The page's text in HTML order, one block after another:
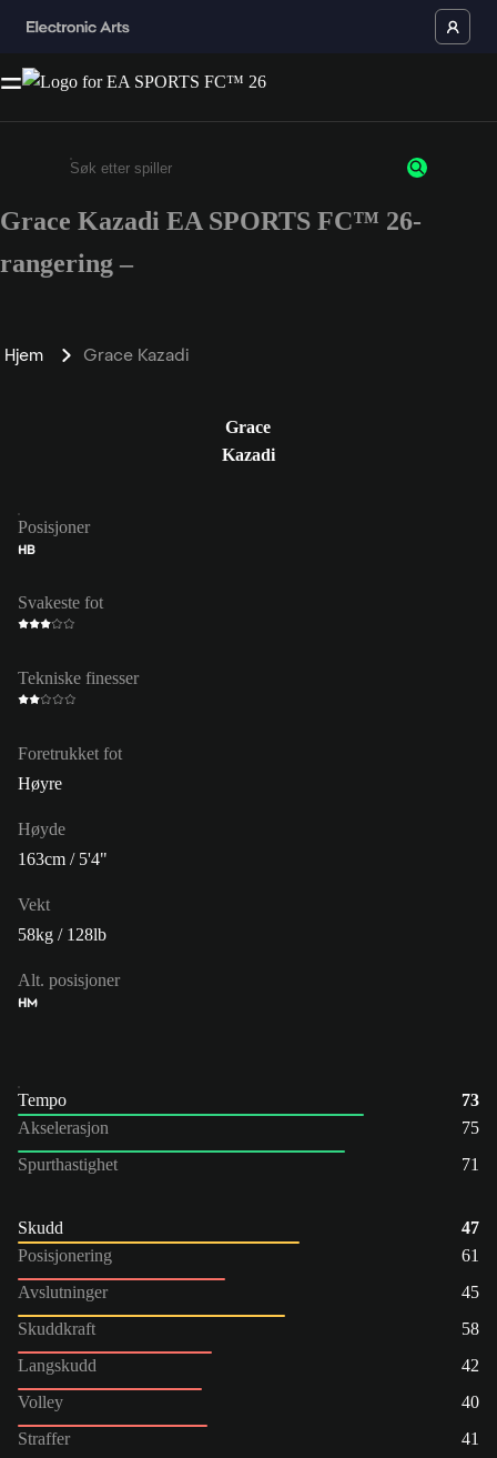
Enter a minimum of 3 characters or numbers
Grace Kazadi EA SPORTS FC™ 26-
rangering –
Hjem Grace Kazadi
Grace
Kazadi
Posisjoner
HB
Svakeste fot
Tekniske finesser
Foretrukket fot
Høyre
Høyde
163cm / 5'4"
Vekt
58kg / 128lb
Alt. posisjoner
HM
Tempo
73
Akselerasjon
75
Spurthastighet
71
Skudd
47
Posisjonering
61
Avslutninger
45
Skuddkraft
58
Langskudd
42
Volley
40
Straffer
41